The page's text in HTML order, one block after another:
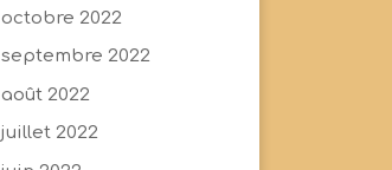
octobre 2022
septembre 2022
août 2022
juillet 2022